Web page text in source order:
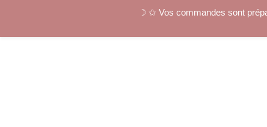
☽ ✩ Vos commandes sont